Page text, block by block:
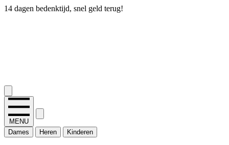
14 dagen bedenktijd, snel geld terug!
MENU
Dames
Heren Kinderen